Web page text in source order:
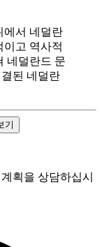
에서 네덜란
이고 역사적
네덜란드 문
된 네덜란
기
획을 상담하십시